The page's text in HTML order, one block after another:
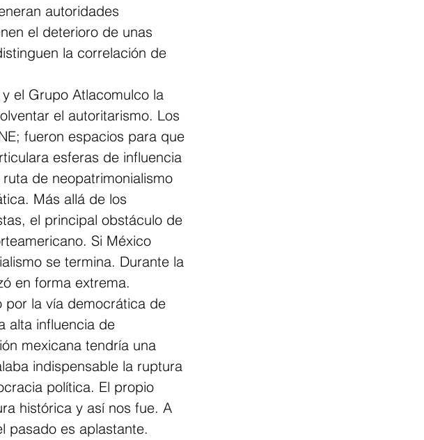
autoridades
el deterioro de unas
la correlación de
el Grupo Atlacomulco la
el autoritarismo. Los
fueron espacios para que
esferas de influencia
de neopatrimonialismo
Más allá de los
el principal obstáculo de
Si México
se termina. Durante la
en forma extrema.
por la vía democrática de
alta influencia de
mexicana tendría una
indispensable la ruptura
política. El propio
histórica y así nos fue. A
pasado es aplastante.